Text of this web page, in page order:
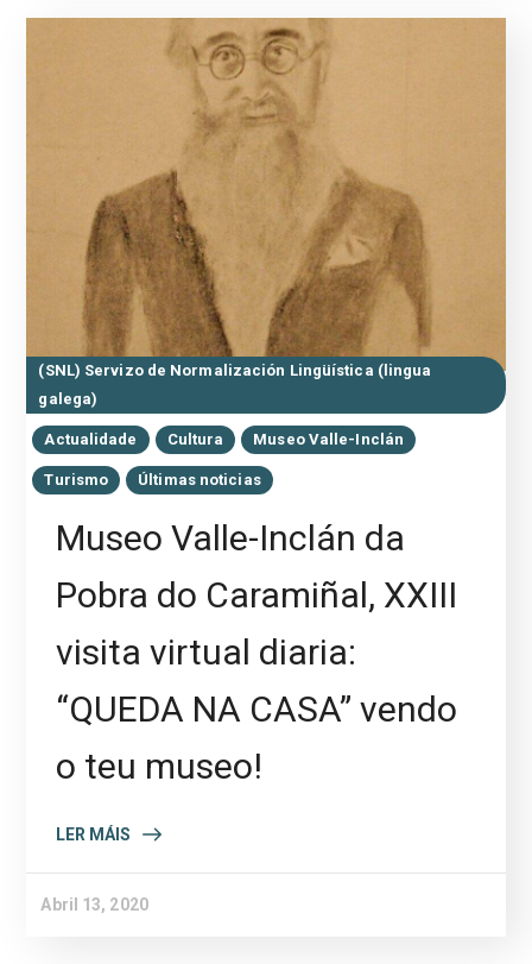
(SNL) Servizo de Normalización Lingüística (lingua
galega)
Actualidade Cultura Museo Valle-Inclán
Turismo Últimas noticias
Museo Valle-Inclán da
Pobra do Caramiñal, XXIII
visita virtual diaria:
“QUEDA NA CASA” vendo
o teu museo!
LER MÁIS
Abril 13, 2020